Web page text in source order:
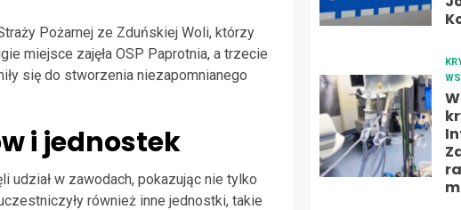
Pożarnej ze Zduńskiej Woli, którzy
miejsce zajęła OSP Paprotnia, a trzecie
się do stworzenia niezapomnianego
i jednostek
w zawodach, pokazując nie tylko
również inne jednostki, takie